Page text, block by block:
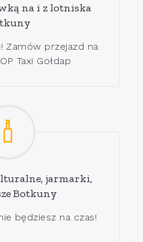
na i z lotniska
Zamów przejazd na
Taxi Gołdap
jarmarki,
Botkuny
będziesz na czas!